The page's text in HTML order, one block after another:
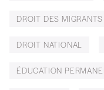
DROIT DES MIGRANTS
DROIT NATIONAL
ÉDUCATION